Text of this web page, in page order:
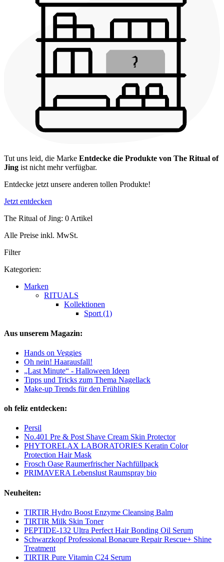
Tut uns leid, die Marke Entdecke die Produkte von The Ritual of
Jing ist nicht mehr verfügbar.
Entdecke jetzt unsere anderen tollen Produkte!
Jetzt entdecken
The Ritual of Jing: 0 Artikel
Alle Preise inkl. MwSt.
Filter
Kategorien:
Marken
RITUALS
Kollektionen
Sport (1)
Aus unserem Magazin:
Hands on Veggies
Oh nein! Haarausfall!
„Last Minute“ - Halloween Ideen
Tipps und Tricks zum Thema Nagellack
Make-up Trends für den Frühling
oh feliz entdecken:
Persil
No.401 Pre & Post Shave Cream Skin Protector
PHYTORELAX LABORATORIES Keratin Color
Protection Hair Mask
Frosch Oase Raumerfrischer Nachfüllpack
PRIMAVERA Lebenslust Raumspray bio
Neuheiten:
TIRTIR Hydro Boost Enzyme Cleansing Balm
TIRTIR Milk Skin Toner
PEPTIDE-132 Ultra Perfect Hair Bonding Oil Serum
Schwarzkopf Professional Bonacure Repair Rescue+ Shine
Treatment
TIRTIR Pure Vitamin C24 Serum